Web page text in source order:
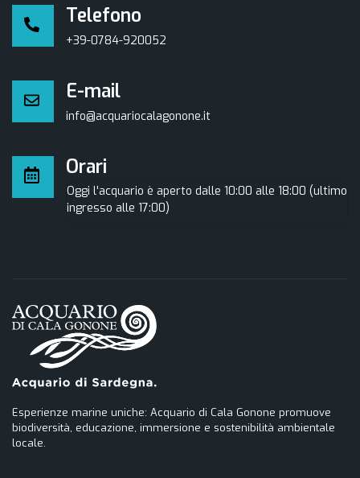
Telefono
+39-0784-920052
E-mail
info@acquariocalagonone.it
Orari
Oggi l'acquario è aperto dalle 10:00 alle 18:00 (ultimo
ingresso alle 17:00)
Esperienze marine uniche: Acquario di Cala Gonone promuove
biodiversità, educazione, immersione e sostenibilità ambientale
locale.